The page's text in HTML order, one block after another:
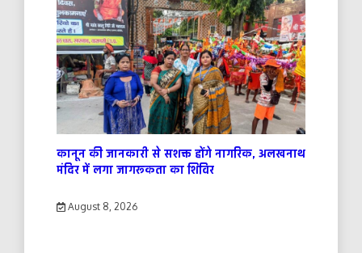
कानून की जानकारी से सशक्त होंगे नागरिक, अलखनाथ
मंदिर में लगा जागरूकता का शिविर
August 8, 2026